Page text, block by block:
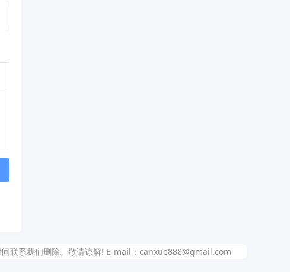
联系我们删除。敬请谅解! E-mail：canxue888@gmail.com